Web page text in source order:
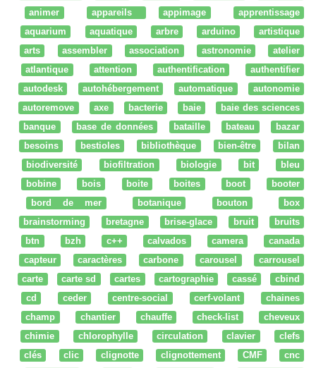
animer
appareils appimage
apprentissage
aquarium
aquatique arbre arduino
artistique
arts
assembler association astronomie
atelier
atlantique
attention authentification
authentifier
autodesk
autohébergement automatique
autonomie
autoremove
axe bacterie baie
baie des sciences
banque
base de données bataille bateau
bazar
besoins
bestioles bibliothèque bien-être
bilan
biodiversité
biofiltration biologie bit
bleu
bobine
bois boite boites boot
booter
bord de mer
botanique bouton
box
brainstorming
bretagne brise-glace bruit
bruits
btn
bzh c++ calvados camera
canada
capteur
caractères carbone carousel
carrousel
carte
carte sd cartes cartographie cassé
cbind
cd
ceder centre-social cerf-volant
chaines
champ
chantier chauffe check-list
cheveux
chimie
chlorophylle circulation clavier
clefs
clés
clic clignotte clignottement CMF
cnc